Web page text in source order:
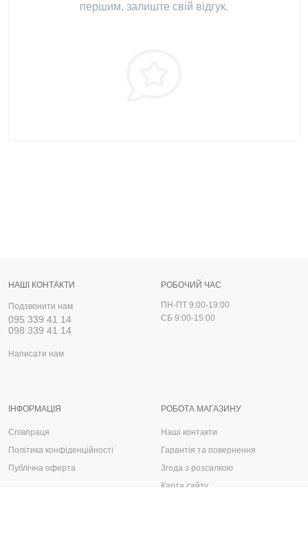
першим, залиште свій відгук.
НАШІ КОНТАКТИ
Подзвонити нам
095 339 41 14
098 339 41 14
Написати нам
РОБОТА МАГАЗИНУ
Наші контакти
Гарантія та повернення
Згода з розсилкою
Карта сайту
ІНФОРМАЦІЯ
Співпраця
Політика конфіденційності
Публічна оферта
РОБОЧИЙ ЧАС
ПН-ПТ 9:00-19:00
СБ 9:00-15:00